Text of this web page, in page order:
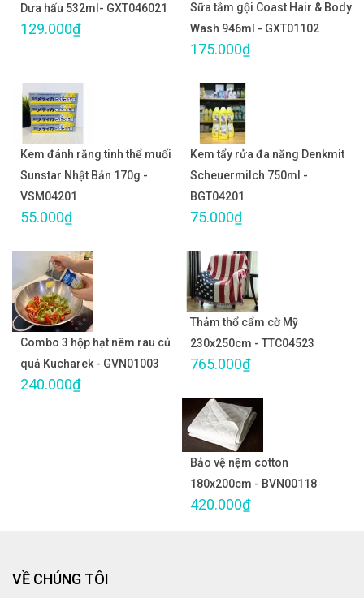
Dưa hấu 532ml- GXT046021
129.000₫
Sữa tắm gội Coast Hair & Body
Wash 946ml - GXT01102
175.000₫
Kem đánh răng tinh thể muối
Sunstar Nhật Bản 170g -
VSM04201
55.000₫
Kem tẩy rửa đa năng Denkmit
Scheuermilch 750ml -
BGT04201
75.000₫
Combo 3 hộp hạt nêm rau củ
quả Kucharek - GVN01003
240.000₫
Thảm thổ cẩm cờ Mỹ
230x250cm - TTC04523
765.000₫
Bảo vệ nệm cotton
180x200cm - BVN00118
420.000₫
VỀ CHÚNG TÔI